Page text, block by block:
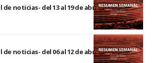
de noticias- del 13 al 19 de abril de 2020
de noticias- del 06 al 12 de abril de 2020